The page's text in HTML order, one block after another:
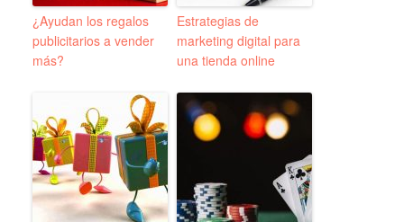
¿Ayudan los regalos
publicitarios a vender
más?
Estrategias de
marketing digital para
una tienda online